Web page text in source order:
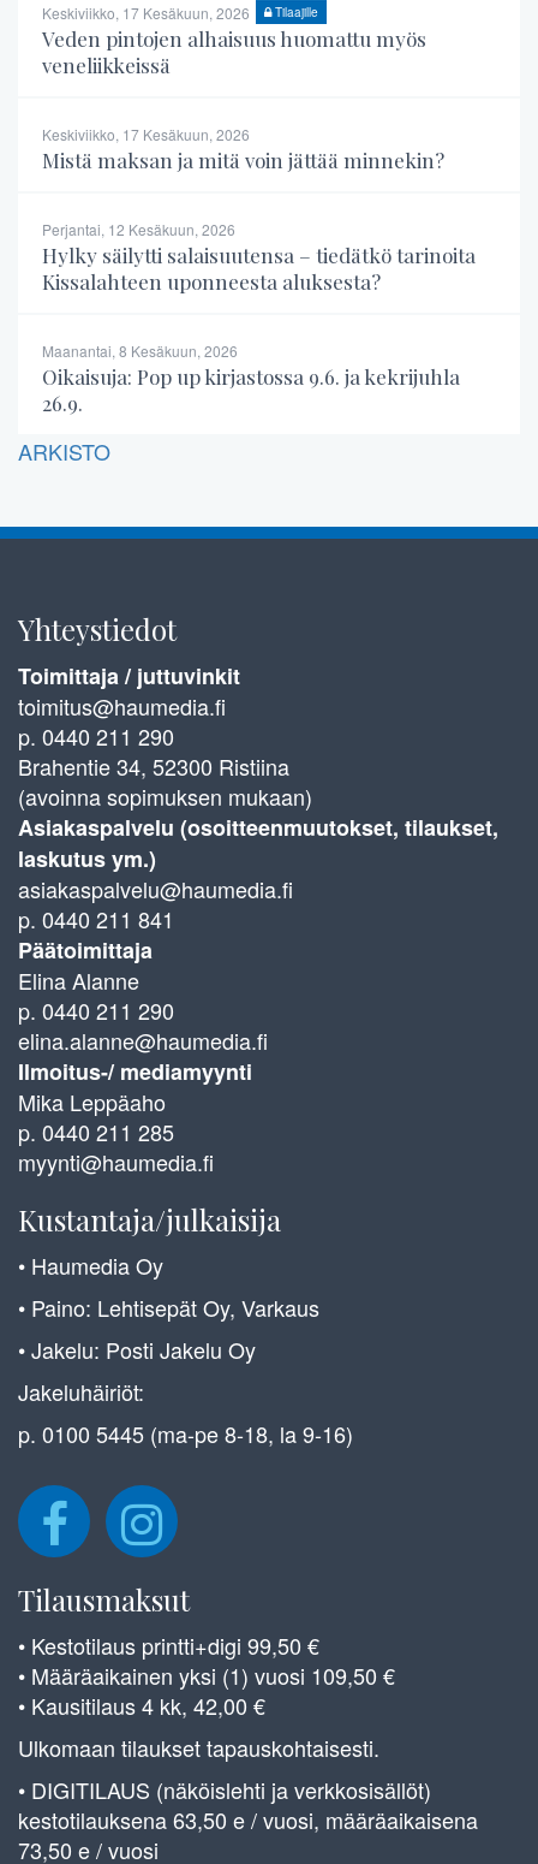
Keskiviikko, 17 Kesäkuun, 2026 Tilaajille
Veden pintojen alhaisuus huomattu myös
veneliikkeissä
Keskiviikko, 17 Kesäkuun, 2026
Mistä maksan ja mitä voin jättää minnekin?
Perjantai, 12 Kesäkuun, 2026
Hylky säilytti salaisuutensa – tiedätkö tarinoita
Kissalahteen uponneesta aluksesta?
Maanantai, 8 Kesäkuun, 2026
Oikaisuja: Pop up kirjastossa 9.6. ja kekrijuhla
26.9.
ARKISTO
Yhteystiedot
Toimittaja / juttuvinkit
toimitus@haumedia.fi
p. 0440 211 290
Brahentie 34, 52300 Ristiina
(avoinna sopimuksen mukaan)
Asiakaspalvelu (osoitteenmuutokset, tilaukset,
laskutus ym.)
asiakaspalvelu@haumedia.fi
p. 0440 211 841
Päätoimittaja
Elina Alanne
p. 0440 211 290
elina.alanne@haumedia.fi
Ilmoitus-/ mediamyynti
Mika Leppäaho
p. 0440 211 285
myynti@haumedia.fi
Kustantaja/julkaisija
• Haumedia Oy
• Paino: Lehtisepät Oy, Varkaus
• Jakelu: Posti Jakelu Oy
Jakeluhäiriöt:
p. 0100 5445 (ma-pe 8-18, la 9-16)
Tilausmaksut
• Kestotilaus printti+digi 99,50 €
• Määräaikainen yksi (1) vuosi 109,50 €
• Kausitilaus 4 kk, 42,00 €
Ulkomaan tilaukset tapauskohtaisesti.
• DIGITILAUS (näköislehti ja verkkosisällöt)
kestotilauksena 63,50 e / vuosi, määräaikaisena
73,50 e / vuosi